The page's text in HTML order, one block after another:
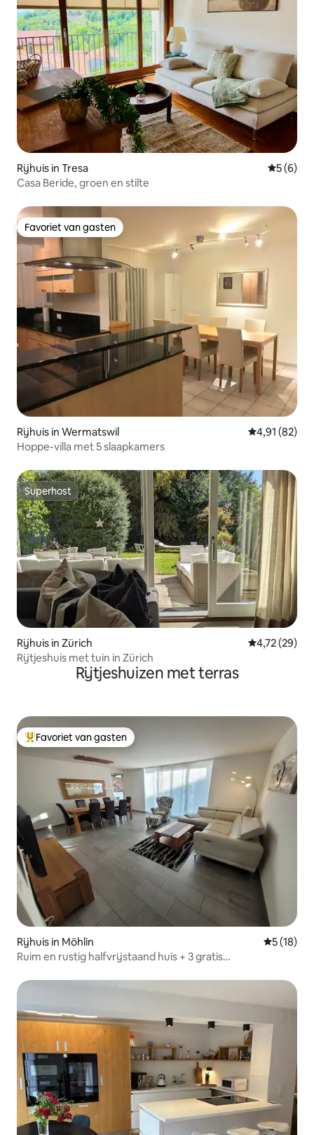
Rijhuis in Tresa
5 (6)
Casa Beride, groen en stilte
Favoriet van gasten
Favoriet van gasten
Rijhuis in Wermatswil Gemiddelde
4,91 (82)
Hoppe-villa met 5 slaapkamers
Superhost
Superhost
Rijhuis in Zürich Gemiddelde
4,72 (29)
Rijtjeshuis met tuin in Zürich
Rijtjeshuizen met terras
Topfavoriet van gasten
Favoriet van gasten
Rijhuis in Möhlin
5 (18)
Ruim en rustig halfvrijstaand huis + 3 gratis